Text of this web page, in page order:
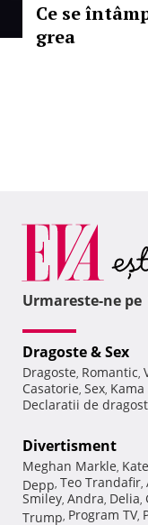
Ce se
grea
Urmareste-ne pe
Dragoste & Sex
Dragoste, Romantic,
Casatorie, Sex,
Declaratii de
Divertisment
Meghan Markle,
Depp, Teo Trandafir,
Smiley, Andra, Delia,
Trump, Program TV,